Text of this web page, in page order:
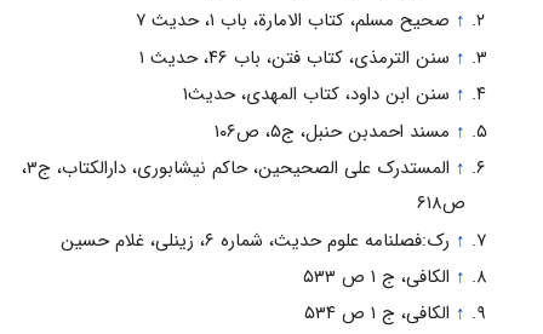
↑ صحیح مسلم، کتاب الامارة، باب ۱، حدیث ۷
↑ سنن الترمذی، کتاب فتن، باب ۴۶، حدیث ۱
↑ سنن ابن داود، کتاب المهدی، حدیث۱
↑ مسند احمدبن حنبل، ج۵، ص۱۰۶
↑
المستدرک علی الصحیحین، حاکم نیشابوری، دارالکتاب، ج۳،
ص۶۱۸
↑ رک:فصلنامه علوم حدیث، شماره ۶، زینلی، غلام حسین
↑ الکافی، ج ۱ ص ۵۳۳
↑ الکافی، ج ۱ ص ۵۳۴